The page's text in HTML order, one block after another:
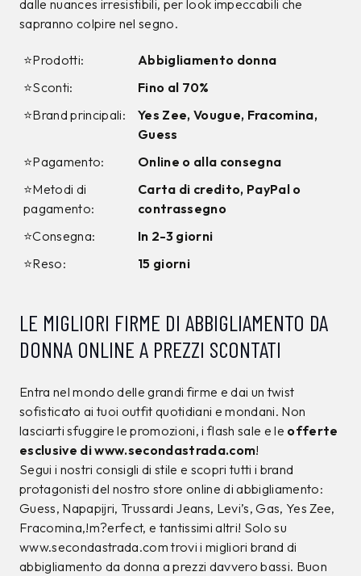
dalle nuances irresistibili, per look impeccabili che
sapranno colpire nel segno.
⭐Prodotti:
Abbigliamento donna
⭐Sconti:
Fino al 70%
⭐Brand principali:
Yes Zee, Vougue, Fracomina,
Guess
⭐Pagamento:
Online o alla consegna
⭐Metodi di
pagamento:
Carta di credito, PayPal o
contrassegno
⭐Consegna:
In 2-3 giorni
⭐Reso:
15 giorni
LE MIGLIORI FIRME DI ABBIGLIAMENTO DA
DONNA ONLINE A PREZZI SCONTATI
Entra nel mondo delle grandi firme e dai un twist
sofisticato ai tuoi outfit quotidiani e mondani. Non
lasciarti sfuggire le promozioni, i flash sale e le offerte
esclusive di www.secondastrada.com!
Segui i nostri consigli di stile e scopri tutti i brand
protagonisti del nostro store online di abbigliamento:
Guess, Napapijri, Trussardi Jeans, Levi’s, Gas, Yes Zee,
Fracomina,!m?erfect, e tantissimi altri! Solo su
www.secondastrada.com trovi i migliori brand di
abbigliamento da donna a prezzi davvero bassi. Buon